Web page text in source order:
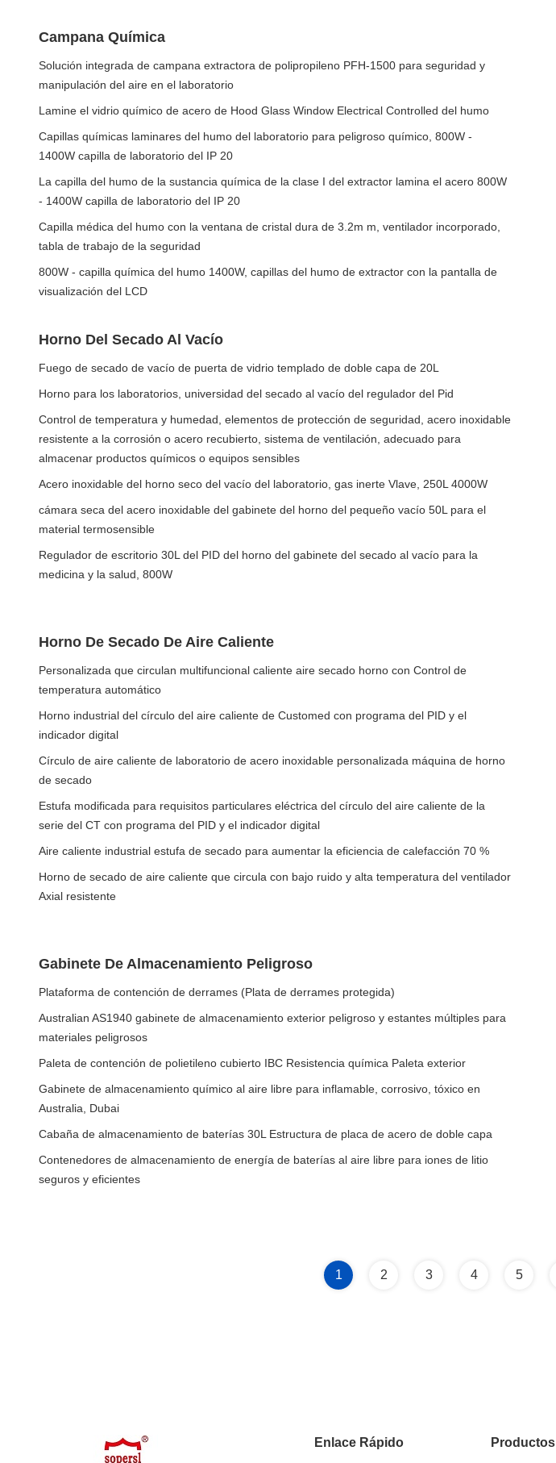
Campana Química
Solución integrada de campana extractora de polipropileno PFH-1500 para seguridad y
manipulación del aire en el laboratorio
Lamine el vidrio químico de acero de Hood Glass Window Electrical Controlled del humo
Capillas químicas laminares del humo del laboratorio para peligroso químico, 800W -
1400W capilla de laboratorio del IP 20
La capilla del humo de la sustancia química de la clase I del extractor lamina el acero 800W
- 1400W capilla de laboratorio del IP 20
Capilla médica del humo con la ventana de cristal dura de 3.2m m, ventilador incorporado,
tabla de trabajo de la seguridad
800W - capilla química del humo 1400W, capillas del humo de extractor con la pantalla de
visualización del LCD
Horno Del Secado Al Vacío
Fuego de secado de vacío de puerta de vidrio templado de doble capa de 20L
Horno para los laboratorios, universidad del secado al vacío del regulador del Pid
Control de temperatura y humedad, elementos de protección de seguridad, acero inoxidable
resistente a la corrosión o acero recubierto, sistema de ventilación, adecuado para
almacenar productos químicos o equipos sensibles
Acero inoxidable del horno seco del vacío del laboratorio, gas inerte Vlave, 250L 4000W
cámara seca del acero inoxidable del gabinete del horno del pequeño vacío 50L para el
material termosensible
Regulador de escritorio 30L del PID del horno del gabinete del secado al vacío para la
medicina y la salud, 800W
Horno De Secado De Aire Caliente
Personalizada que circulan multifuncional caliente aire secado horno con Control de
temperatura automático
Horno industrial del círculo del aire caliente de Customed con programa del PID y el
indicador digital
Círculo de aire caliente de laboratorio de acero inoxidable personalizada máquina de horno
de secado
Estufa modificada para requisitos particulares eléctrica del círculo del aire caliente de la
serie del CT con programa del PID y el indicador digital
Aire caliente industrial estufa de secado para aumentar la eficiencia de calefacción 70 %
Horno de secado de aire caliente que circula con bajo ruido y alta temperatura del ventilador
Axial resistente
Gabinete De Almacenamiento Peligroso
Plataforma de contención de derrames (Plata de derrames protegida)
Australian AS1940 gabinete de almacenamiento exterior peligroso y estantes múltiples para
materiales peligrosos
Paleta de contención de polietileno cubierto IBC Resistencia química Paleta exterior
Gabinete de almacenamiento químico al aire libre para inflamable, corrosivo, tóxico en
Australia, Dubai
Cabaña de almacenamiento de baterías 30L Estructura de placa de acero de doble capa
Contenedores de almacenamiento de energía de baterías al aire libre para iones de litio
seguros y eficientes
1 2 3 4 5
Enlace Rápido Productos